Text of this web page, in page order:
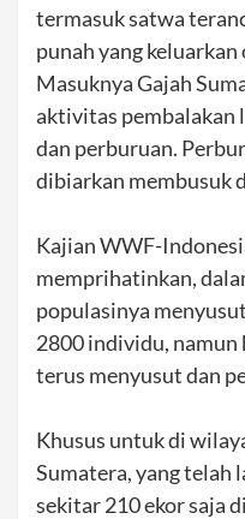
termasuk satwa
punah yang
Masuknya Gajah
aktivitas pembalakan
dan perburuan.
dibiarkan membusuk
Kajian WWF-
memprihatinkan,
populasinya
2800 individu,
terus menyusut dan
Khusus untuk di
Sumatera, yang telah
sekitar 210 ekor saja